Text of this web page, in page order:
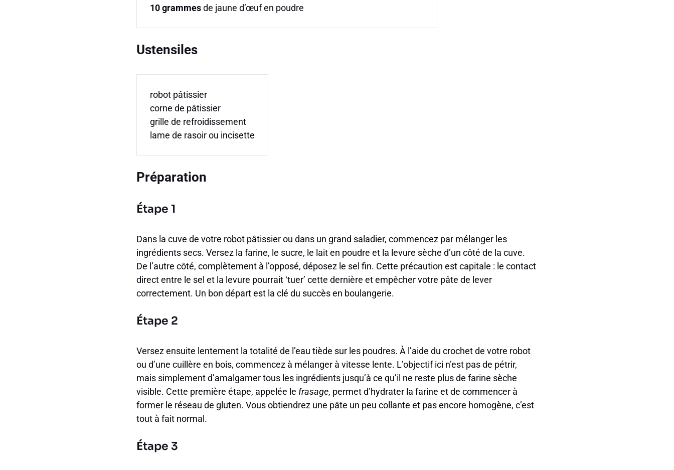
10grammesde jaune d’œuf en poudre
Ustensiles
robot pâtissier
corne de pâtissier
grille de refroidissement
lame de rasoir ou incisette
Préparation
Étape 1
Dans la cuve de votre robot pâtissier ou dans un grand saladier, commencez par mélanger les
ingrédients secs. Versez la farine, le sucre, le lait en poudre et la levure sèche d’un côté de la cuve.
De l’autre côté, complètement à l’opposé, déposez le sel fin. Cette précaution est capitale : le contact
direct entre le sel et la levure pourrait ‘tuer’ cette dernière et empêcher votre pâte de lever
correctement. Un bon départ est la clé du succès en boulangerie.
Étape 2
Versez ensuite lentement la totalité de l’eau tiède sur les poudres. À l’aide du crochet de votre robot
ou d’une cuillère en bois, commencez à mélanger à vitesse lente. L’objectif ici n’est pas de pétrir,
mais simplement d’amalgamer tous les ingrédients jusqu’à ce qu’il ne reste plus de farine sèche
visible. Cette première étape, appelée le frasage, permet d’hydrater la farine et de commencer à
former le réseau de gluten. Vous obtiendrez une pâte un peu collante et pas encore homogène, c’est
tout à fait normal.
Étape 3